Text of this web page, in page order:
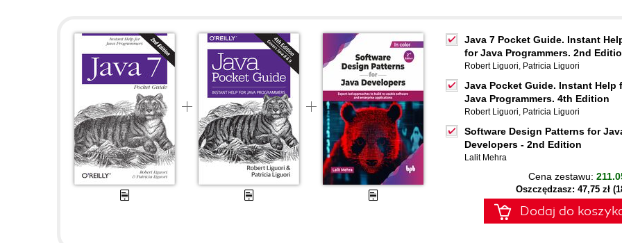
Java 7 Pocket Guide. Instant
for Java Programmers. 2nd
Robert Liguori, Patricia Liguori
Java Pocket Guide. Instant Help
Java Programmers. 4th Edition
Robert Liguori, Patricia Liguori
Software Design Patterns for
Developers - 2nd Edition
Lalit Mehra
Cena zestawu:
Oszczędzasz: 47,75 zł
Dodaj do